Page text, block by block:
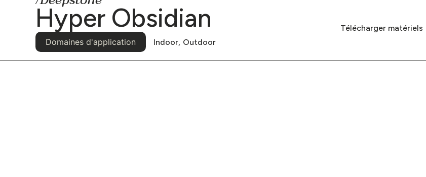
Hyper Obsidian
Domaines d'application Indoor, Outdoor
Télécharger matériels